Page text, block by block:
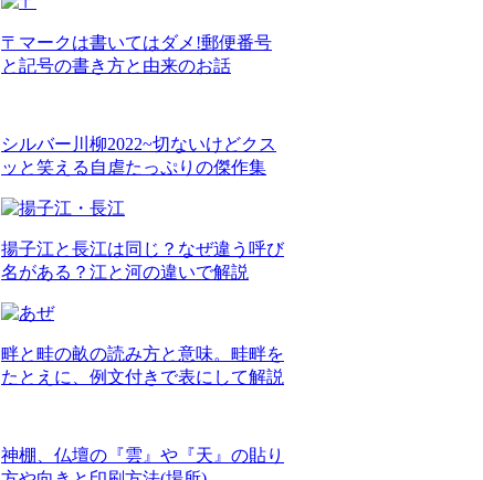
〒マークは書いてはダメ!郵便番号
と記号の書き方と由来のお話
シルバー川柳2022~切ないけどクス
ッと笑える自虐たっぷりの傑作集
揚子江と長江は同じ？なぜ違う呼び
名がある？江と河の違いで解説
畔と畦の畝の読み方と意味。畦畔を
たとえに、例文付きで表にして解説
神棚、仏壇の『雲』や『天』の貼り